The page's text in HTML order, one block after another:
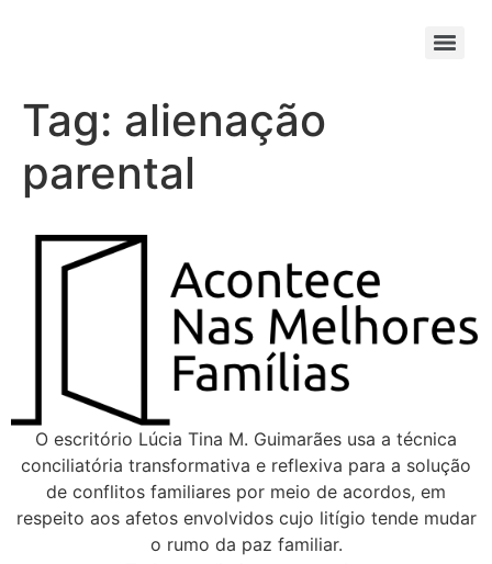
Tag: alienação
parental
O escritório Lúcia Tina M. Guimarães usa a técnica
conciliatória transformativa e reflexiva para a solução
de conflitos familiares por meio de acordos, em
respeito aos afetos envolvidos cujo litígio tende mudar
o rumo da paz familiar.